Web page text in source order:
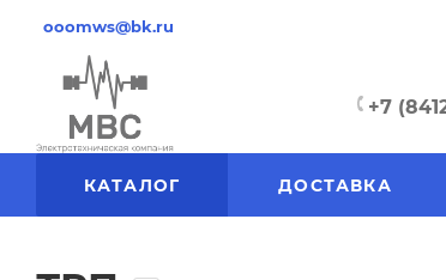
ooomws@bk.ru
+7
КАТАЛОГ ДОСТАВКА